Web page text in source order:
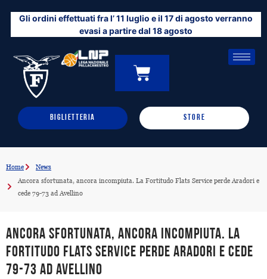
contenuto
Gli ordini effettuati fra l’ 11 luglio e il 17 di agosto verranno
evasi a partire dal 18 agosto
0
CARRELLO
BIGLIETTERIA STORE
Home
News
Ancora sfortunata, ancora incompiuta. La Fortitudo Flats Service perde Aradori e
cede 79-73 ad Avellino
Ancora sfortunata, ancora incompiuta. La
Fortitudo Flats Service perde Aradori e cede
79-73 ad Avellino